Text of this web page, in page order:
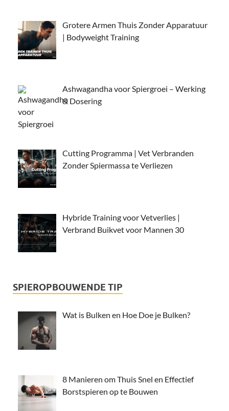
Grotere Armen Thuis Zonder Apparatuur
| Bodyweight Training
Ashwagandha voor Spiergroei – Werking
& Dosering
Cutting Programma | Vet Verbranden
Zonder Spiermassa te Verliezen
Hybride Training voor Vetverlies |
Verbrand Buikvet voor Mannen 30
SPIEROPBOUWENDE TIP
Wat is Bulken en Hoe Doe je Bulken?
8 Manieren om Thuis Snel en Effectief
Borstspieren op te Bouwen